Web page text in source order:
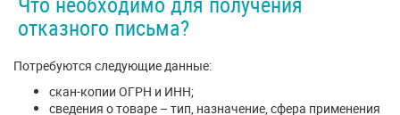
отказного письма?
Потребуются следующие данные:
скан-копии ОГРН и ИНН;
сведения о товаре – тип, назначение, сфера применения